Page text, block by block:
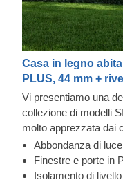
Casa in legno
PLUS, 44 mm +
Vi presentiamo una
collezione di modelli
molto apprezzata dai
moderna e funzionale
caratteristiche di
coibentata di 41,5 m²,
Abbondanza di
Finestre e porte in
Isolamento di